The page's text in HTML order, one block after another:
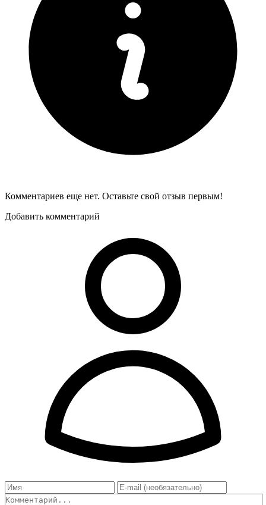
Комментариев еще нет. Оставьте свой отзыв первым!
Добавить комментарий